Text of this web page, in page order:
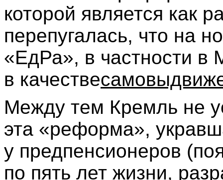
которой является как
перепугалась, что на
«ЕдРа», в частности в
в качестве
Между тем Кремль не
эта «реформа»,
у предпенсионеров
по пять лет жизни,